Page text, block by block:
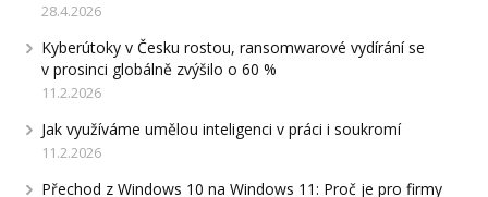
28.4.2026
Kyberútoky v Česku rostou, ransomwarové vydírání se
v prosinci globálně zvýšilo o 60 %
11.2.2026
Jak využíváme umělou inteligenci v práci i soukromí
11.2.2026
Přechod z Windows 10 na Windows 11: Proč je pro firmy